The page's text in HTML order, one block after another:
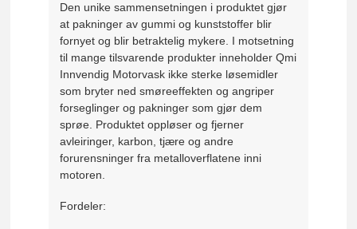
Den unike sammensetningen i produktet gjør
at pakninger av gummi og kunststoffer blir
fornyet og blir betraktelig mykere. I motsetning
til mange tilsvarende produkter inneholder Qmi
Innvendig Motorvask ikke sterke løsemidler
som bryter ned smøreeffekten og angriper
forseglinger og pakninger som gjør dem
sprøe. Produktet oppløser og fjerner
avleiringer, karbon, tjære og andre
forurensninger fra metalloverflatene inni
motoren.
Fordeler: